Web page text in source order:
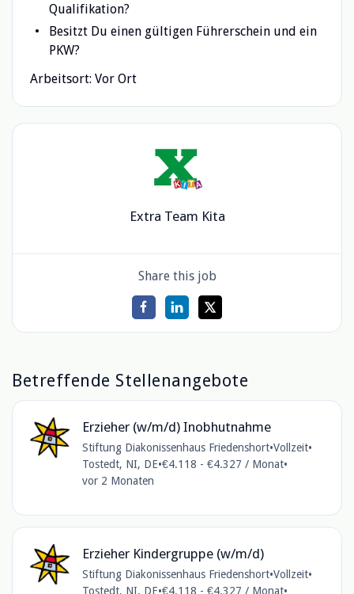
Qualifikation?
Besitzt Du einen gültigen Führerschein und ein
PKW?
Arbeitsort: Vor Ort
Extra Team Kita
Share this job
Betreffende Stellenangebote
Erzieher (w/m/d) Inobhutnahme
Stiftung Diakonissenhaus Friedenshort•Vollzeit•
Tostedt, NI, DE•€4.118 - €4.327 / Monat•
vor 2 Monaten
Erzieher Kindergruppe (w/m/d)
Stiftung Diakonissenhaus Friedenshort•Vollzeit•
Tostedt, NI, DE•€4.118 - €4.327 / Monat•